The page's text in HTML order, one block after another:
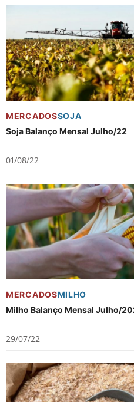
MERCADOSSOJA
Soja Balanço Mensal Julho/22
01/08/22
MERCADOSMILHO
Milho Balanço Mensal Julho/
29/07/22